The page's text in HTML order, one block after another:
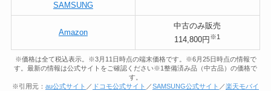
SAMSUNG
Amazon
中古のみ販売
114,800円 ※1
※価格は全て税込表示。※3月11日時点の端末価格です。※6月25日時点の情報で
す。最新の情報は公式サイトをご確認ください※1整備済み品（中古品）の価格で
す。
※引用元： au公式サイト ／ ドコモ公式サイト ／SAMSUNG公式サイト ／楽天モバイ